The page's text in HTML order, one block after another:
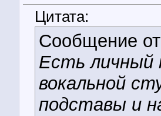
Цитата:
Сообщение
Есть личный
вокальной
подставы и